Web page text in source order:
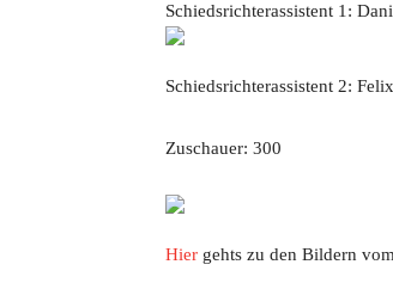
Schiedsrichterassistent 1:
Schiedsrichterassistent 2:
Zuschauer: 300
Hier gehts zu den Bildern